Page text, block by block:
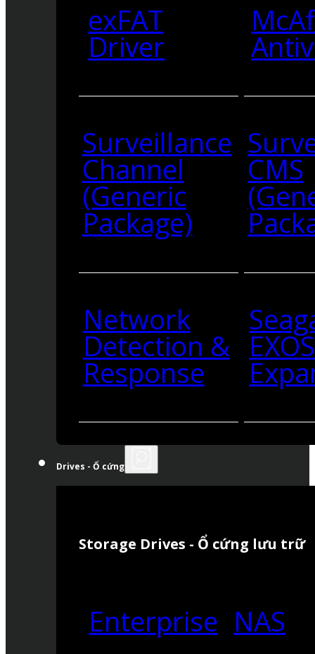
exFAT
Driver
Surveillance
Channel
(Generic
Package)
CMS
Network
Detection &
Response
EXOS
Drives - Ổ cứng
Storage Drives - Ổ cứng lưu trữ
Enterprise NAS